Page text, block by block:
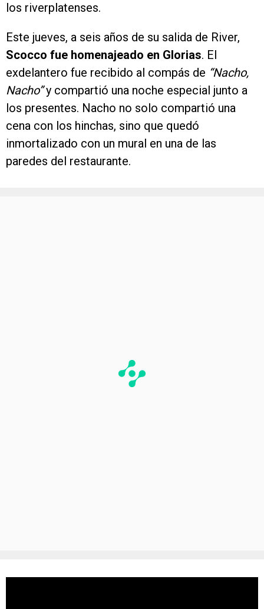
los riverplatenses.
Este jueves, a seis años de su salida de River,
Scocco fue homenajeado en Glorias. El
exdelantero fue recibido al compás de “Nacho,
Nacho”y compartió una noche especial junto a
los presentes. Nacho no solo compartió una
cena con los hinchas, sino que quedó
inmortalizado con un mural en una de las
paredes del restaurante.